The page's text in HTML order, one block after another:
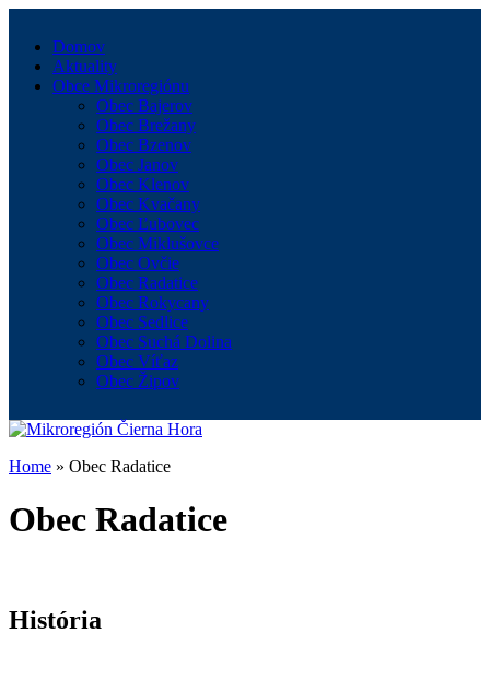
Domov
Aktuality
Obce Mikroregiónu
Obec Bajerov
Obec Brežany
Obec Bzenov
Obec Janov
Obec Klenov
Obec Kvačany
Obec Ľubovec
Obec Miklušovce
Obec Ovčie
Obec Radatice
Obec Rokycany
Obec Sedlice
Obec Suchá Dolina
Obec Víťaz
Obec Žipov
Home » Obec Radatice
Obec Radatice
História